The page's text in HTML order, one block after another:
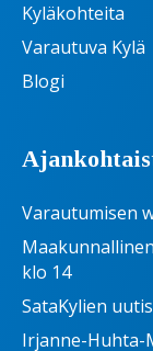
Kyläkohteita
Varautuva Kylä
Blogi
Varautumisen
klo 14
SataKylien
Irjanne-Huhta-